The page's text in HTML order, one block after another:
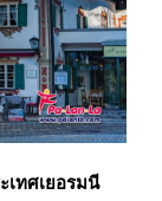
มถึง
เทศเยอรมนี